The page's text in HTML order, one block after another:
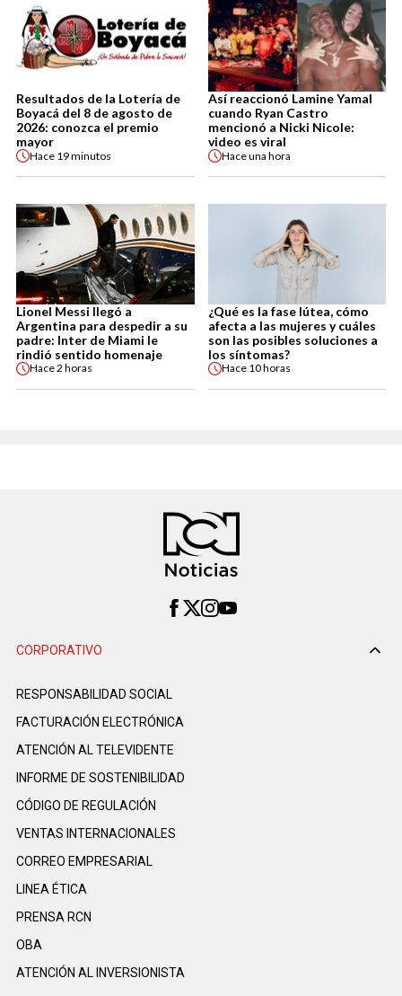
Resultados de la Lotería de
Boyacá del 8 de agosto de
2026: conozca el premio
mayor
Hace 19 minutos
Así reaccionó Lamine Yamal
cuando Ryan Castro
mencionó a Nicki Nicole:
video es viral
Haceuna hora
Lionel Messi llegó a
Argentina para despedir a su
padre: Inter de Miami le
rindió sentido homenaje
Hace2 horas
¿Qué es la fase lútea, cómo
afecta a las mujeres y cuáles
son las posibles soluciones a
los síntomas?
Hace 10 horas
CORPORATIVO
RESPONSABILIDAD SOCIAL
FACTURACIÓN ELECTRÓNICA
ATENCIÓN AL TELEVIDENTE
INFORME DE SOSTENIBILIDAD
CÓDIGO DE REGULACIÓN
VENTAS INTERNACIONALES
CORREO EMPRESARIAL
LINEA ÉTICA
PRENSA RCN
OBA
ATENCIÓN AL INVERSIONISTA